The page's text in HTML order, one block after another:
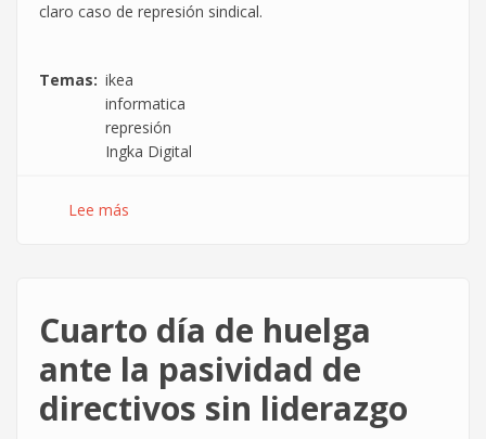
claro caso de represión sindical.
Temas
ikea
informatica
represión
Ingka Digital
Lee más
informática
Cuarto día de huelga
ante la pasividad de
directivos sin liderazgo